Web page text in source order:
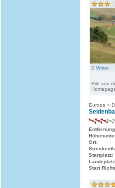
2 Votes
Bild von
Europa »
Ort:
Startplatz:
Start